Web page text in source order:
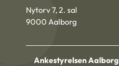
Nytorv 7, 2. sal
9000 Aalborg
Ankestyrelsen Aalborg